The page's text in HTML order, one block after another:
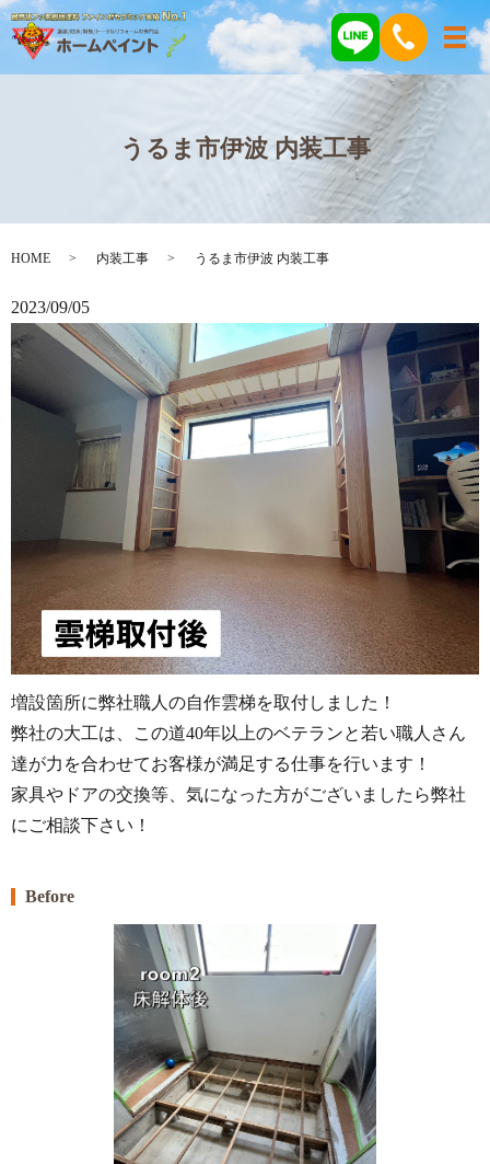
メ
うるま市伊波 内装工事
HOME 内装工事 うるま市伊波 内装工事
2023/09/05
増設箇所に弊社職人の自作雲梯を取付しました！
弊社の大工は、この道40年以上のベテランと若い職人さん
達が力を合わせてお客様が満足する仕事を行います！
家具やドアの交換等、気になった方がございましたら弊社
にご相談下さい！
Before